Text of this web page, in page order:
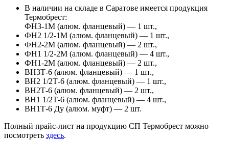
В наличии на складе в Саратове имеется продукция
Термобрест:
ФН3-1М (алюм. фланцевый) — 1 шт.,
ФН2 1/2-1М (алюм. фланцевый) — 1 шт.,
ФН2-2М (алюм. фланцевый) — 2 шт.,
ФН1 1/2-2М (алюм. фланцевый) — 4 шт.,
ФН1-2М (алюм. фланцевый) — 2 шт.,
ВН3Т-6 (алюм. фланцевый) — 1 шт.,
ВН2 1/2Т-6 (алюм. фланцевый) — 1 шт.,
ВН2Т-6 (алюм. фланцевый) — 2 шт.,
ВН1 1/2Т-6 (алюм. фланцевый) — 4 шт.,
ВН1Т-6 Ду (алюм. муфт) — 2 шт.
Полный прайс-лист на продукцию СП Термобрест можно
посмотреть здесь.